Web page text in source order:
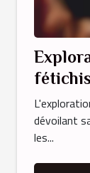
dévoilant
les...